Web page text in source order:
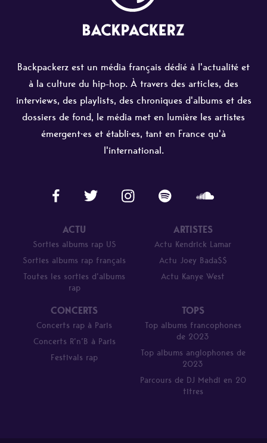
Backpackerz est un média français dédié à l'actualité et
à la culture du hip-hop. À travers des articles, des
interviews, des playlists, des chroniques d'albums et des
dossiers de fond, le média met en lumière les artistes
émergent·es et établi·es, tant en France qu'à
l'international.
ACTU
Sorties albums rap US
Sorties albums rap français
Toutes les sorties d’albums
rap
ARTISTES
Actu Kendrick Lamar
Actu Joey Bada$$
Actu Kanye West
CONCERTS
Concerts rap à Paris
Concerts R’n’B à Paris
Festivals rap
TOPS
Top albums francophones
de 2023
Top albums anglophones de
2023
Parcours de DJ Mehdi en 20
titres